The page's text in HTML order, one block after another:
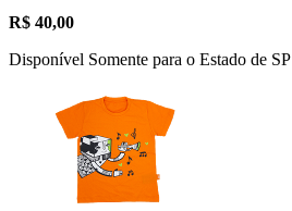
R$ 40,00
Disponível Somente para o Estado de SP